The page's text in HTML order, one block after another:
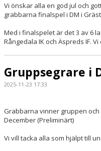
Vi önskar alla en god jul och
grabbarna finalspel i DM i
Med i finalspelet är det 3 av 6
Rångedala IK och Äspreds IF.
Gruppsegrare i
2025-11-23 17:33
Grabbarna vinner gruppen
December (Preliminärt)
Vi vill tacka alla som hjälpt till